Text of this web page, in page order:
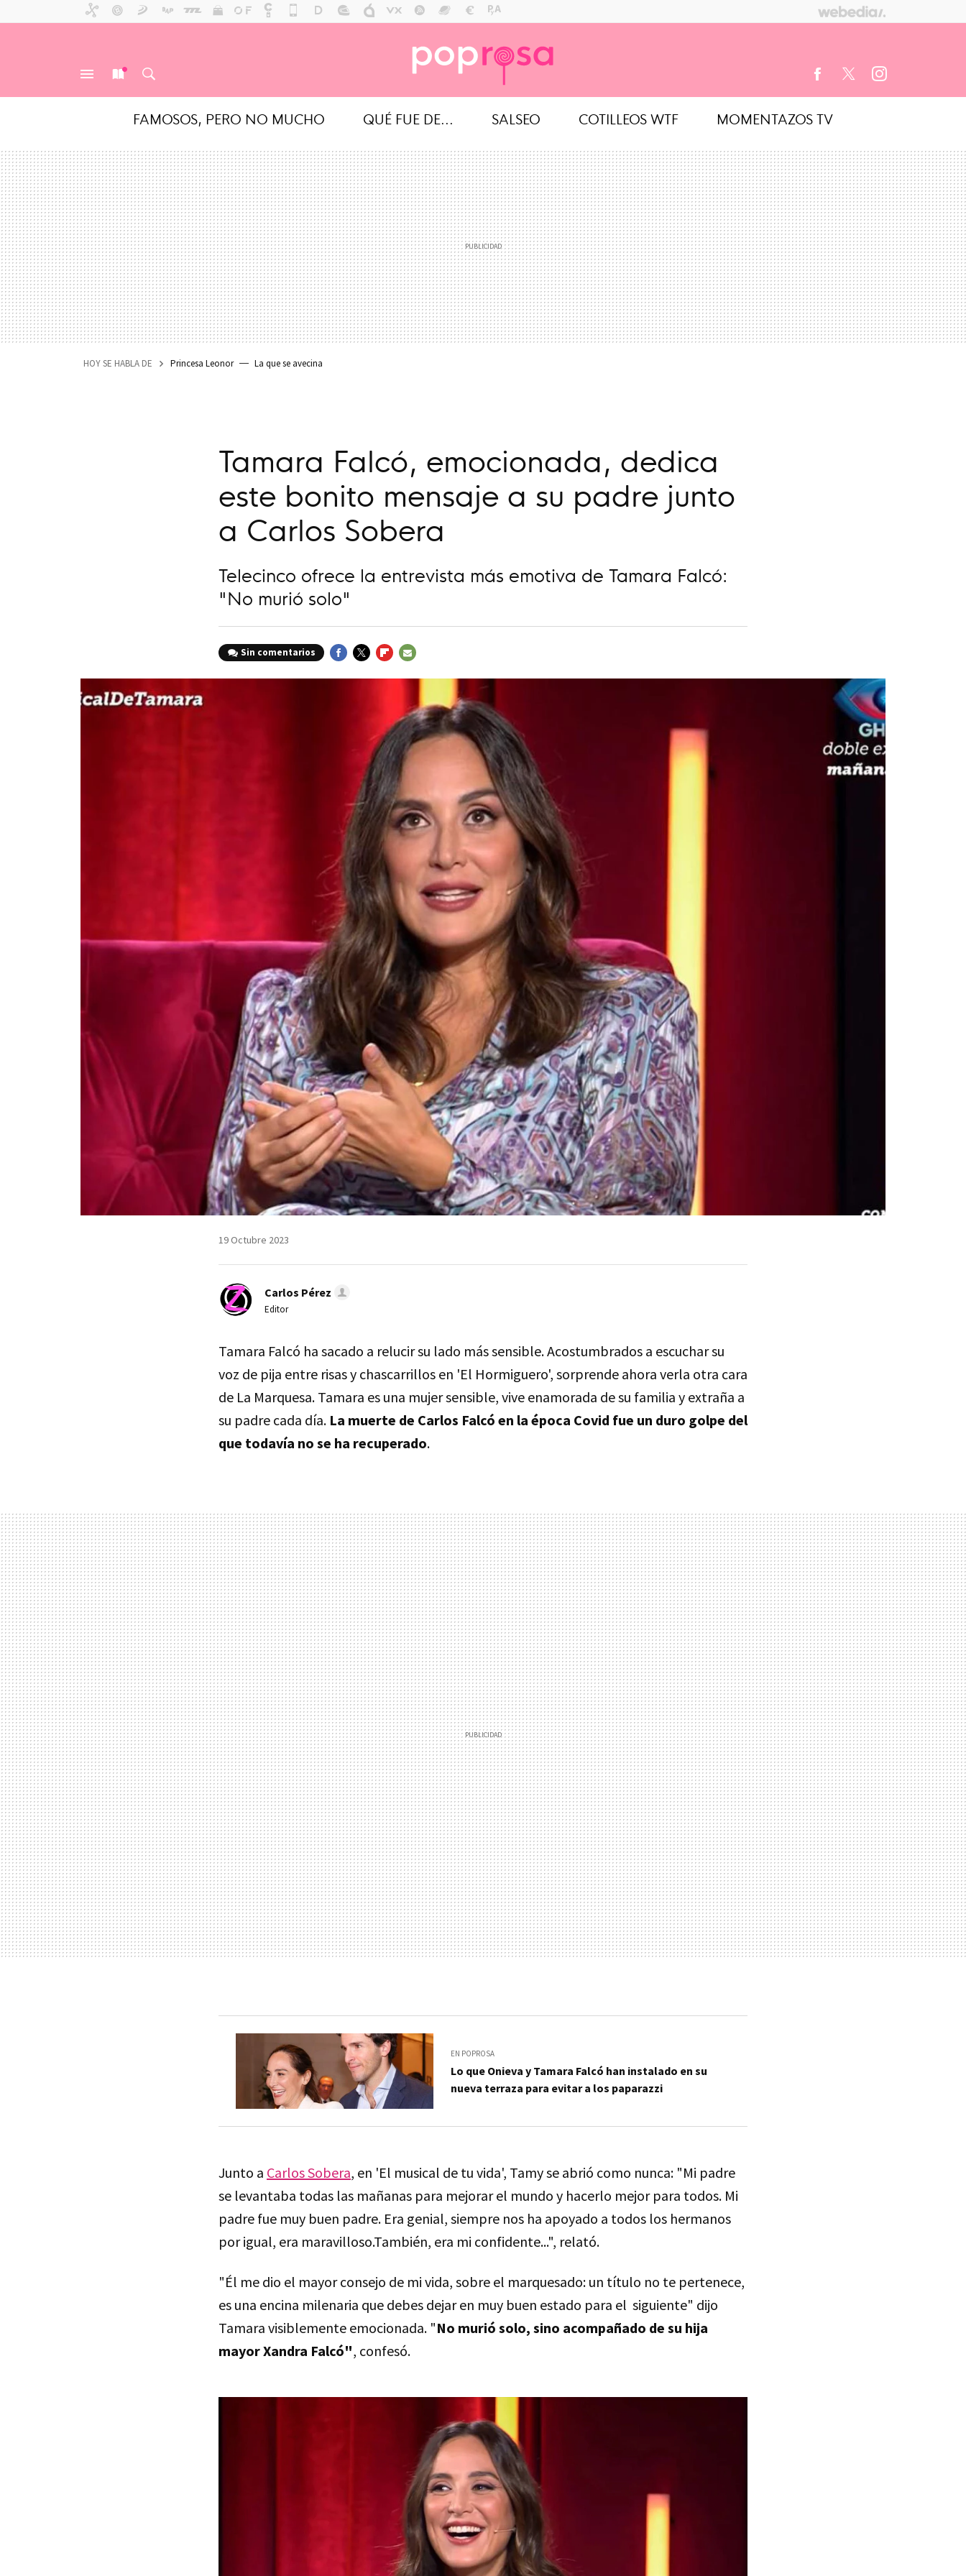
FAMOSOS, PERO NO MUCHO QUÉ FUE DE... SALSEO COTILLEOS WTF MOMENTAZOS TV
HOY SE HABLA DE Princesa Leonor La que se avecina
Tamara Falcó, emocionada, dedica
este bonito mensaje a su padre junto
a Carlos Sobera
Telecinco ofrece la entrevista más emotiva de Tamara Falcó:
"No murió solo"
Sin comentarios
19 Octubre 2023
Carlos Pérez
Editor
Tamara Falcó ha sacado a relucir su lado más sensible. Acostumbrados a escuchar su
voz de pija entre risas y chascarrillos en 'El Hormiguero', sorprende ahora verla otra cara
de La Marquesa. Tamara es una mujer sensible, vive enamorada de su familia y extraña a
su padre cada día. La muerte de Carlos Falcó en la época Covid fue un duro golpe del
que todavía no se ha recuperado.
EN POPROSA
Lo que Onieva y Tamara Falcó han instalado en su
nueva terraza para evitar a los paparazzi
Junto a Carlos Sobera, en 'El musical de tu vida', Tamy se abrió como nunca: "Mi padre
se levantaba todas las mañanas para mejorar el mundo y hacerlo mejor para todos. Mi
padre fue muy buen padre. Era genial, siempre nos ha apoyado a todos los hermanos
por igual, era maravilloso.También, era mi confidente...", relató.
"Él me dio el mayor consejo de mi vida, sobre el marquesado: un título no te pertenece,
es una encina milenaria que debes dejar en muy buen estado para el siguiente" dijo
Tamara visiblemente emocionada. "No murió solo, sino acompañado de su hija
mayorXandra Falcó", confesó.